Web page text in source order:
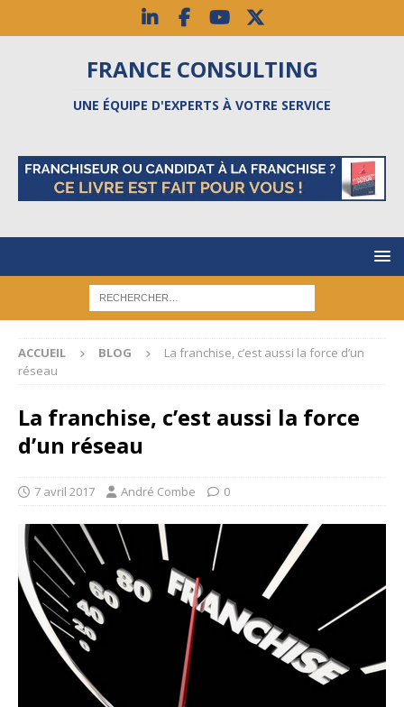
FRANCE CONSULTING
UNE ÉQUIPE D'EXPERTS À VOTRE SERVICE
ACCUEIL BLOG
La franchise, c’est aussi la force d’un
réseau
La franchise, c’est aussi la force
d’un réseau
7 avril 2017 André Combe 0